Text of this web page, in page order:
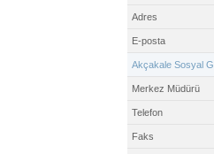
Adres
E-posta
Akçakale Sosyal
Merkez Müdürü
Telefon
Faks